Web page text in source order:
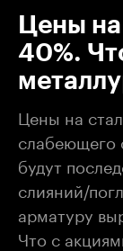
Цены на
40%.
Цены на
слабеющего
будут
слияний/
арматуру
Что с